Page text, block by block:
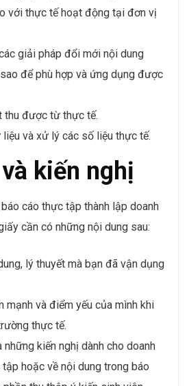
với thực tế hoạt động tại đơn vị
giải pháp đổi mới nội dung
để phù hợp và ứng dụng được
thu được từ thực tế.
và xử lý các số liệu thực tế.
kiến nghị
cáo thực tập thành lập doanh
cần có những nội dung sau:
lý thuyết mà bạn đã vận dụng
mạnh và điểm yếu của mình khi
thực tế.
những kiến nghị dành cho doanh
hoặc về nội dung trong báo